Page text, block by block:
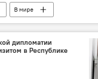
В мире
дипломатии
в Республике